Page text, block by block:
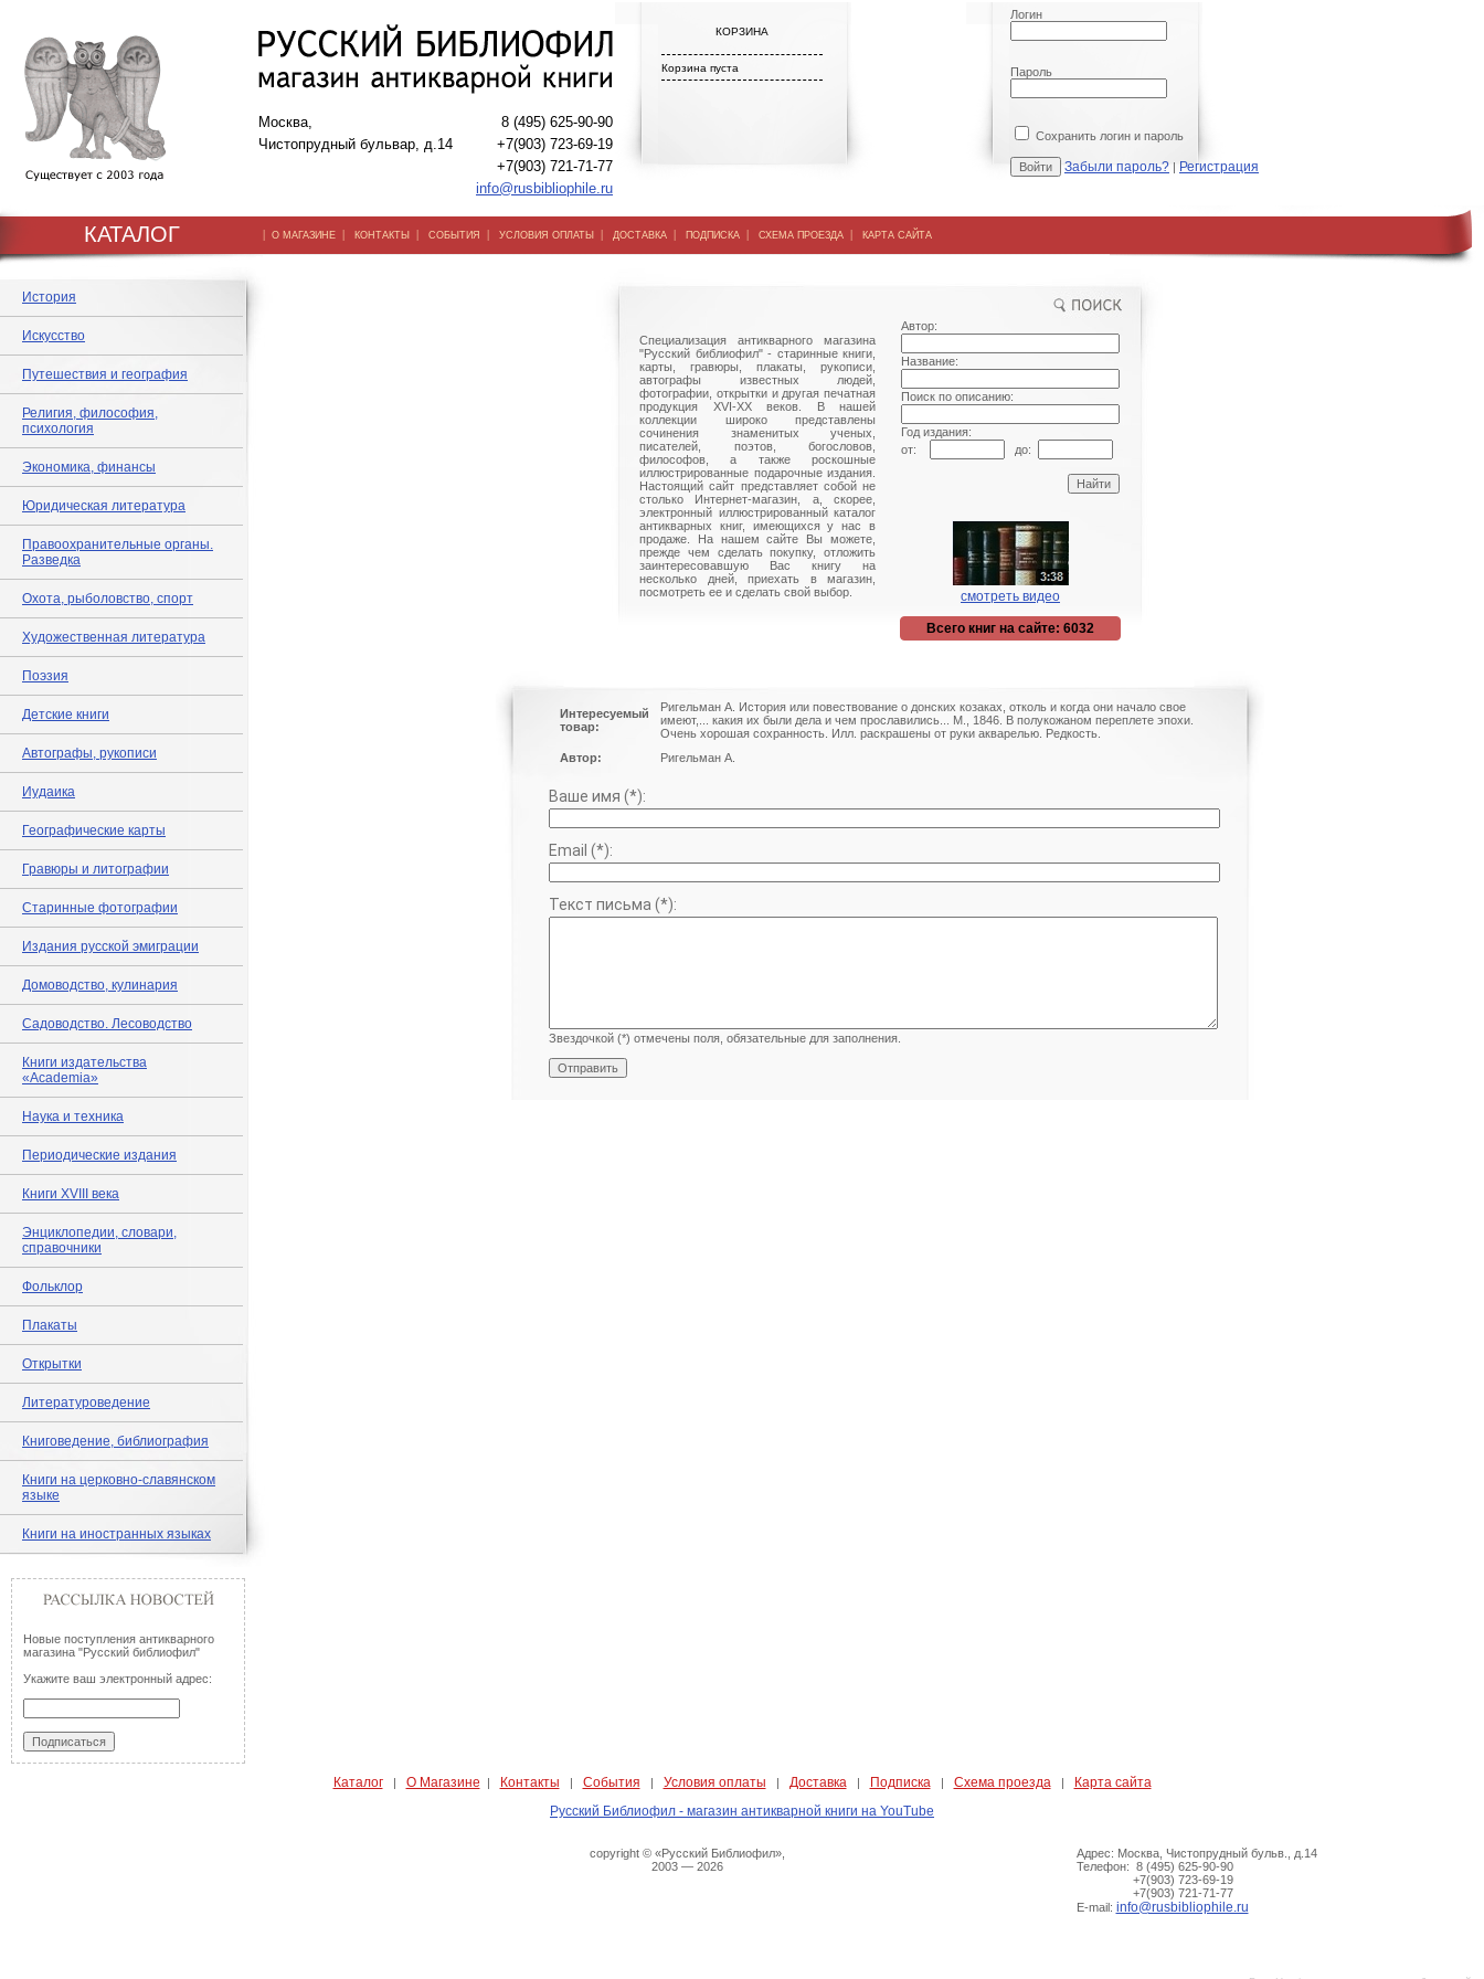
Москва,
Чистопрудный бульвар, д.14
8 (495) 625-90-90
+7(903) 723-69-19
+7(903) 721-71-77
info@rusbibliophile.ru
КОРЗИНА
Корзина пуста
Логин
Пароль
Сохранить логин и пароль
Забыли пароль? | Регистрация
КАТАЛОГ | О МАГАЗИНЕ | КОНТАКТЫ | СОБЫТИЯ | УСЛОВИЯ ОПЛАТЫ | ДОСТАВКА | ПОДПИСКА | СХЕМА ПРОЕЗДА | КАРТА САЙТА
История
Искусство
Путешествия и география
Религия, философия,
психология
Экономика, финансы
Юридическая литература
Правоохранительные органы.
Разведка
Охота, рыболовство, спорт
Художественная литература
Поэзия
Детские книги
Автографы, рукописи
Иудаика
Географические карты
Гравюры и литографии
Старинные фотографии
Издания русской эмиграции
Домоводство, кулинария
Садоводство. Лесоводство
Книги издательства
«Academia»
Наука и техника
Периодические издания
Книги XVIII века
Энциклопедии, словари,
справочники
Фольклор
Плакаты
Открытки
Литературоведение
Книговедение, библиография
Книги на церковно-славянском
языке
Книги на иностранных языках
Новые поступления антикварного
магазина "Русский библиофил"
Укажите ваш электронный адрес:
Специализация антикварного магазина
"Русский библиофил" - старинные книги,
карты, гравюры, плакаты, рукописи,
автографы известных людей,
фотографии, открытки и другая печатная
продукция XVI-XX веков. В нашей
коллекции широко представлены
сочинения знаменитых ученых,
писателей, поэтов, богословов,
философов, а также роскошные
иллюстрированные подарочные издания.
Настоящий сайт представляет собой не
столько Интернет-магазин, а, скорее,
электронный иллюстрированный каталог
антикварных книг, имеющихся у нас в
продаже. На нашем сайте Вы можете,
прежде чем сделать покупку, отложить
заинтересовавшую Вас книгу на
несколько дней, приехать в магазин,
посмотреть ее и сделать свой выбор.
Автор:
Название:
Поиск по описанию:
Год издания:
от:
до:
смотреть видео
Всего книг на сайте: 6032
Интересуемый
товар:
Ригельман А. История или повествование о донских козаках, отколь и когда они начало свое
имеют,... какия их были дела и чем прославились... М., 1846. В полукожаном переплете эпохи.
Очень хорошая сохранность. Илл. раскрашены от руки акварелью. Редкость.
Автор:
Ригельман А.
Ваше имя (*):
Email (*):
Текст письма (*):
Звездочкой (*) отмечены поля, обязательные для заполнения.
Каталог| О Магазине | Контакты | События | Условия оплаты | Доставка | Подписка | Схема проезда |
Карта сайта
Русский Библиофил - магазин антикварной книги на YouTube
copyright © «Русский Библиофил»,
2003 — 2026
Адрес: Москва, Чистопрудный бульв., д.14
Телефон: 8 (495) 625-90-90
+7(903) 723-69-19
+7(903) 721-71-77
E-mail: info@rusbibliophile.ru